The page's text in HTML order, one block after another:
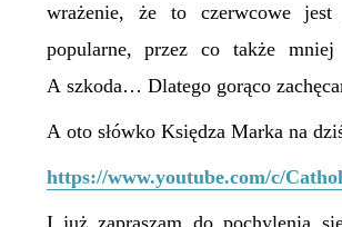
wrażenie, że to czerwcowe
popularne, przez co także mniej
A szkoda… Dlatego gorąco
A oto słówko Księdza Marka na
https://www.youtube.com/c/
I już zapraszam do pochylenia